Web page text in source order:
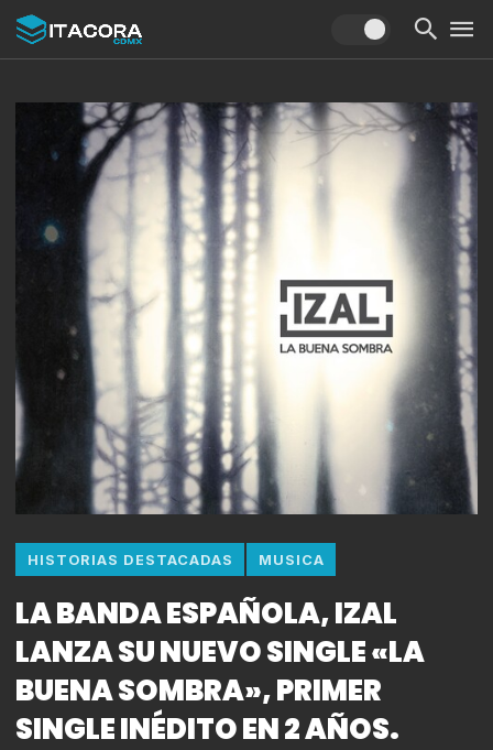
HISTORIAS DESTACADAS MUSICA
LA BANDA ESPAÑOLA, IZAL
LANZA SU NUEVO SINGLE «LA
BUENA SOMBRA», PRIMER
SINGLE INÉDITO EN 2 AÑOS.